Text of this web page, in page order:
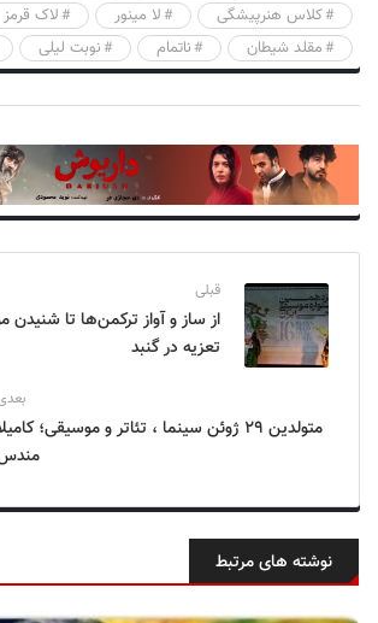
کلاس هنرپیشگی
لا مینور لاک قرمز
مقلد شیطان
ناتمام نوبت لیلی
قبلی
از ساز و آواز ترکمن‌ها تا
تعزیه در گنبد
متولدین ۲۹ ژوئن سینما ، تئاتر و موسیقی؛
نوشته های مرتبط